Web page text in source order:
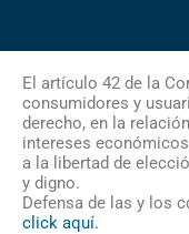
El artículo 42 de la
consumidores y
derecho, en la
intereses
a la libertad de
y digno.
Defensa de las y los
click aquí.